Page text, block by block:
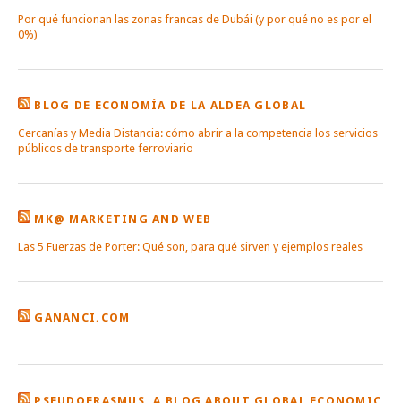
Por qué funcionan las zonas francas de Dubái (y por qué no es por el
0%)
BLOG DE ECONOMÍA DE LA ALDEA GLOBAL
Cercanías y Media Distancia: cómo abrir a la competencia los servicios
públicos de transporte ferroviario
MK@ MARKETING AND WEB
Las 5 Fuerzas de Porter: Qué son, para qué sirven y ejemplos reales
GANANCI.COM